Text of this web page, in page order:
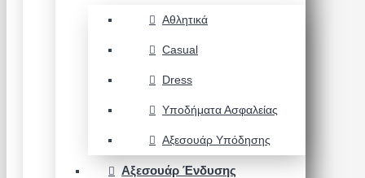
Αθλητικά
Casual
Dress
Υποδήματα Ασφαλείας
Αξεσουάρ Υπόδησης
Αξεσουάρ Ένδυσης